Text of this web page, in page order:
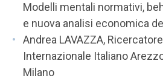
Modelli mentali normativi,
e nuova analisi economica
Andrea LAVAZZA,
Internazionale Italiano
Milano